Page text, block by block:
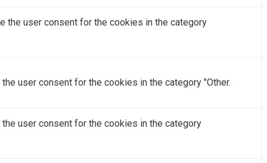
the user consent for the cookies in the category
user consent for the cookies in the category "Other.
user consent for the cookies in the category